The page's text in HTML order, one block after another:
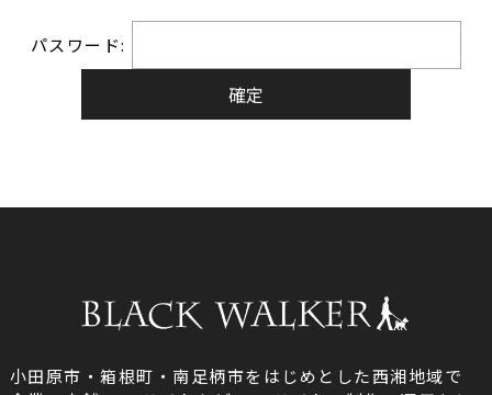
パスワード:
小田原市・箱根町・南足柄市をはじめとした西湘地域で